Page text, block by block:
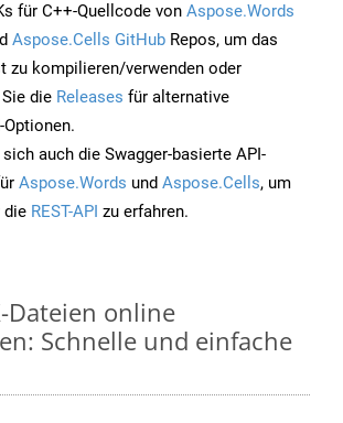
für C++-Quellcode von Aspose.Words
Aspose.Cells GitHub Repos, um das
zu kompilieren/verwenden oder
die Releases für alternative
sich auch die Swagger-basierte API-
Aspose.Words und Aspose.Cells, um
die REST-API zu erfahren.
Dateien online
Schnelle und einfache